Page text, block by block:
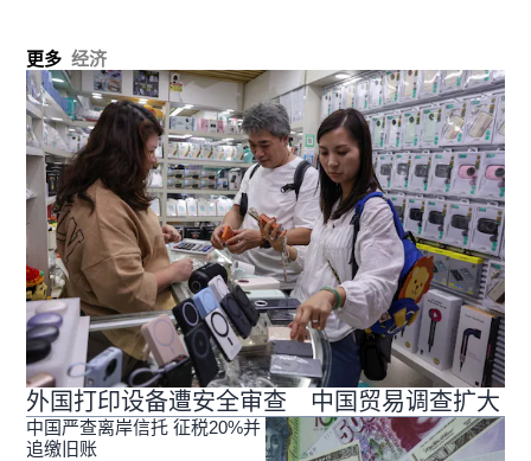
更多 经济
外国打印设备遭安全审查 中国贸易调查扩大
中国严查离岸信托 征税20%并
追缴旧账